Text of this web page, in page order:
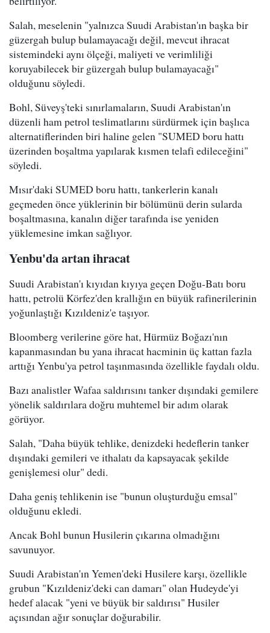
Salah, meselenin "yalnızca Suudi Arabistan'ın başka bir
güzergah bulup bulamayacağı değil, mevcut ihracat
sistemindeki aynı ölçeği, maliyeti ve verimliliği
koruyabilecek bir güzergah bulup bulamayacağı"
olduğunu söyledi.
Bohl, Süveyş'teki sınırlamaların, Suudi Arabistan'ın
düzenli ham petrol teslimatlarını sürdürmek için başlıca
alternatiflerinden biri haline gelen "SUMED boru hattı
üzerinden boşaltma yapılarak kısmen telafi edileceğini"
söyledi.
Mısır'daki SUMED boru hattı, tankerlerin kanalı
geçmeden önce yüklerinin bir bölümünü derin sularda
boşaltmasına, kanalın diğer tarafında ise yeniden
yüklemesine imkan sağlıyor.
Yenbu'da artan ihracat
Suudi Arabistan'ı kıyıdan kıyıya geçen Doğu-Batı boru
hattı, petrolü Körfez'den krallığın en büyük rafinerilerinin
yoğunlaştığı Kızıldeniz'e taşıyor.
Bloomberg verilerine göre hat, Hürmüz Boğazı'nın
kapanmasından bu yana ihracat hacminin üç kattan fazla
arttığı Yenbu'ya petrol taşınmasında özellikle faydalı oldu.
Bazı analistler Wafaa saldırısını tanker dışındaki gemilere
yönelik saldırılara doğru muhtemel bir adım olarak
görüyor.
Salah, "Daha büyük tehlike, denizdeki hedeflerin tanker
dışındaki gemileri ve ithalatı da kapsayacak şekilde
genişlemesi olur" dedi.
Daha geniş tehlikenin ise "bunun oluşturduğu emsal"
olduğunu ekledi.
Ancak Bohl bunun Husilerin çıkarına olmadığını
savunuyor.
Suudi Arabistan'ın Yemen'deki Husilere karşı, özellikle
grubun "Kızıldeniz'deki can damarı" olan Hudeyde'yi
hedef alacak "yeni ve büyük bir saldırısı" Husiler
açısından ağır sonuçlar doğurabilir.